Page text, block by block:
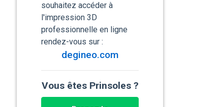
souhaitez accéder à
l'impression 3D
professionnelle en ligne
rendez-vous sur :
degineo.com
Vous êtes Prinsoles ?